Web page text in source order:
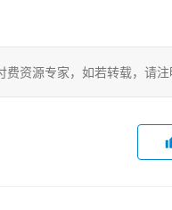
费资源专家，如若转载，